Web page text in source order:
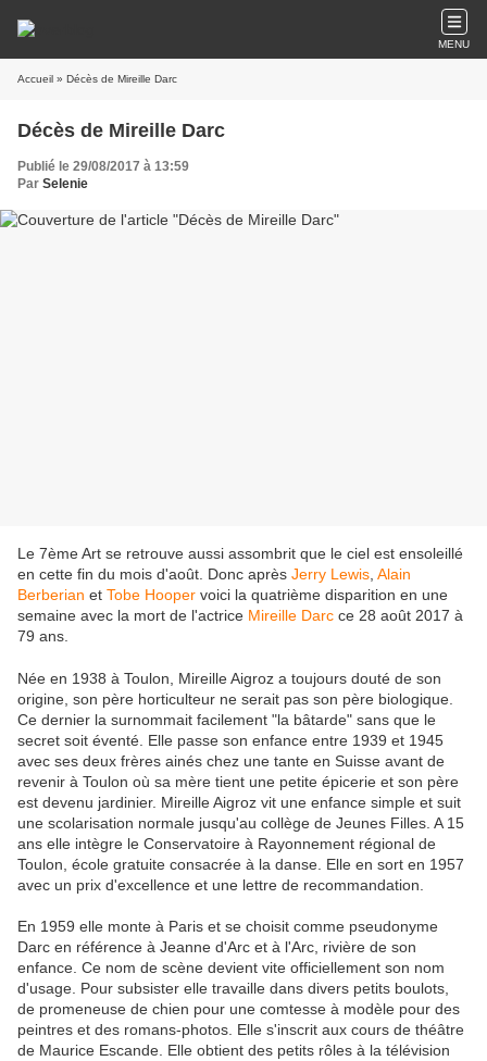
MENU
Accueil » Décès de Mireille Darc
Décès de Mireille Darc
Publié le 29/08/2017 à 13:59
Par Selenie
Le 7ème Art se retrouve aussi assombrit que le ciel est ensoleillé
en cette fin du mois d'août. Donc après Jerry Lewis Alain
Berberian et Tobe Hooper voici la quatrième disparition en une
semaine avec la mort de l'actrice Mireille Darc ce 28 août 2017 à
79 ans.
Née en 1938 à Toulon, Mireille Aigroz a toujours douté de son
origine, son père horticulteur ne serait pas son père biologique.
Ce dernier la surnommait facilement "la bâtarde" sans que le
secret soit éventé. Elle passe son enfance entre 1939 et 1945
avec ses deux frères ainés chez une tante en Suisse avant de
revenir à Toulon où sa mère tient une petite épicerie et son père
est devenu jardinier. Mireille Aigroz vit une enfance simple et suit
une scolarisation normale jusqu'au collège de Jeunes Filles. A 15
ans elle intègre le Conservatoire à Rayonnement régional de
Toulon, école gratuite consacrée à la danse. Elle en sort en 1957
avec un prix d'excellence et une lettre de recommandation.
En 1959 elle monte à Paris et se choisit comme pseudonyme
Darc en référence à Jeanne d'Arc et à l'Arc, rivière de son
enfance. Ce nom de scène devient vite officiellement son nom
d'usage. Pour subsister elle travaille dans divers petits boulots,
de promeneuse de chien pour une comtesse à modèle pour des
peintres et des romans-photos. Elle s'inscrit aux cours de théâtre
de Maurice Escande. Elle obtient des petits rôles à la télévision